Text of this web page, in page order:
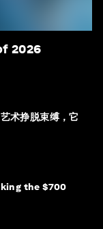
2026
术挣脱束缚，它
the $700